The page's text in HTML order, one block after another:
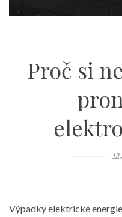
Proč si
Výpadky elektrické